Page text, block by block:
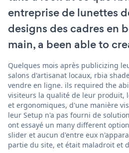
entreprise de lunettes
designs des cadres en
main, a been able to
Quelques mois après publicizing
salons d'artisanat locaux, rbia
vendre en ligne. ils required the
visiteurs la qualité de leur produit,
et ergonomiques, d'une manière
leur Setup n'a pas fourni de
ont essayé un many different
slider et aucun d'entre eux
partie du site, et était maladroit et